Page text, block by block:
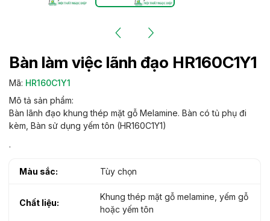
Bàn làm việc lãnh đạo HR160C1Y1
Mã: HR160C1Y1
Mô tả sản phẩm:
Bàn lãnh đạo khung thép mặt gỗ Melamine. Bàn có tủ phụ đi
kèm, Bàn sử dụng yếm tôn (HR160C1Y1)
.
Màu sắc: Tùy chọn
Chất liệu:
Khung thép mặt gỗ melamine, yếm gỗ
hoặc yếm tôn